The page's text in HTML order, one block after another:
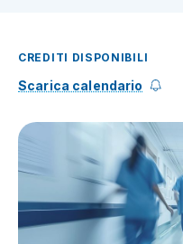
CREDITI DISPONIBILI
Scarica calendario